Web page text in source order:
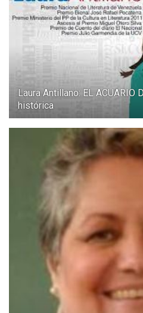
Laura Antillano: EL ACUARIO
histórica